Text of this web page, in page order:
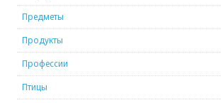
Предметы
Продукты
Профессии
Птицы